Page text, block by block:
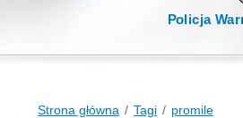
Policja
Strona główna Tagi promile